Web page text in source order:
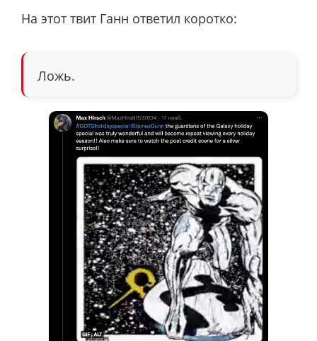
На этот твит Ганн ответил коротко:
Ложь.